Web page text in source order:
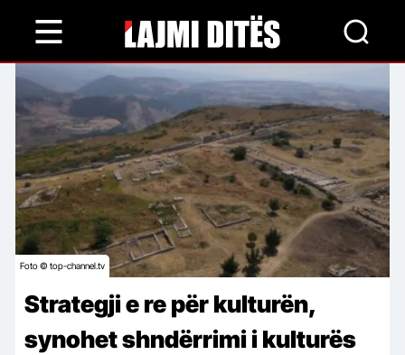
content
Foto © top-channel.tv
Strategji e re për kulturën,
synohet shndërrimi i kulturës